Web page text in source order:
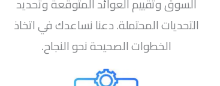
السوق وتقييم العوائد المتوقعة وتحديد
التحديات المحتملة. دعنا نساعدك في اتخاذ
الخطوات الصحيحة نحو النجاح.